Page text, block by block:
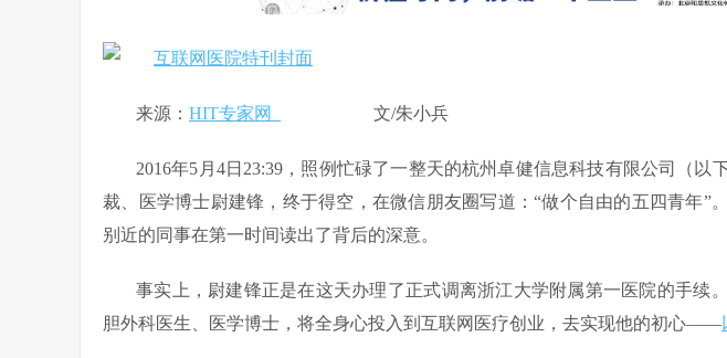
来源： HIT专家网 文/朱小兵
2016年5月4日23:39，照例忙碌了一整天的杭州卓健信息科技有限公司（以
裁、医学博士尉建锋，终于得空，在微信朋友圈写道：“做个自由的五四青年”
别近的同事在第一时间读出了背后的深意。
事实上，尉建锋正是在这天办理了正式调离浙江大学附属第一医院的手续
胆外科医生、医学博士，将全身心投入到互联网医疗创业，去实现他的初心——